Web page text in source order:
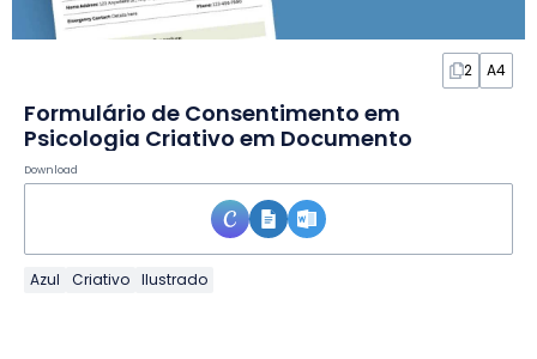
2 A4
Formulário de Consentimento em
Psicologia Criativo em Documento
Download
Azul Criativo Ilustrado